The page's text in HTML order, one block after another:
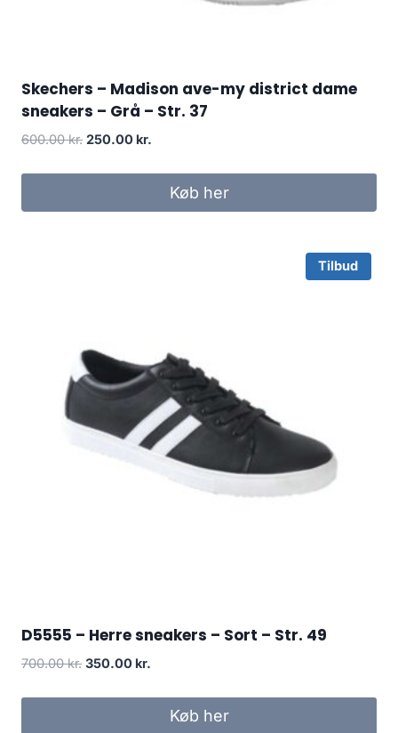
Skechers – Madison ave-my district dame
sneakers – Grå – Str. 37
600.00kr. Original
250.00 kr.
250.00 kr..
Køb her
Tilbud
D5555 – Herre sneakers – Sort – Str. 49
700.00kr. Original
350.00 kr.
350.00 kr..
Køb her